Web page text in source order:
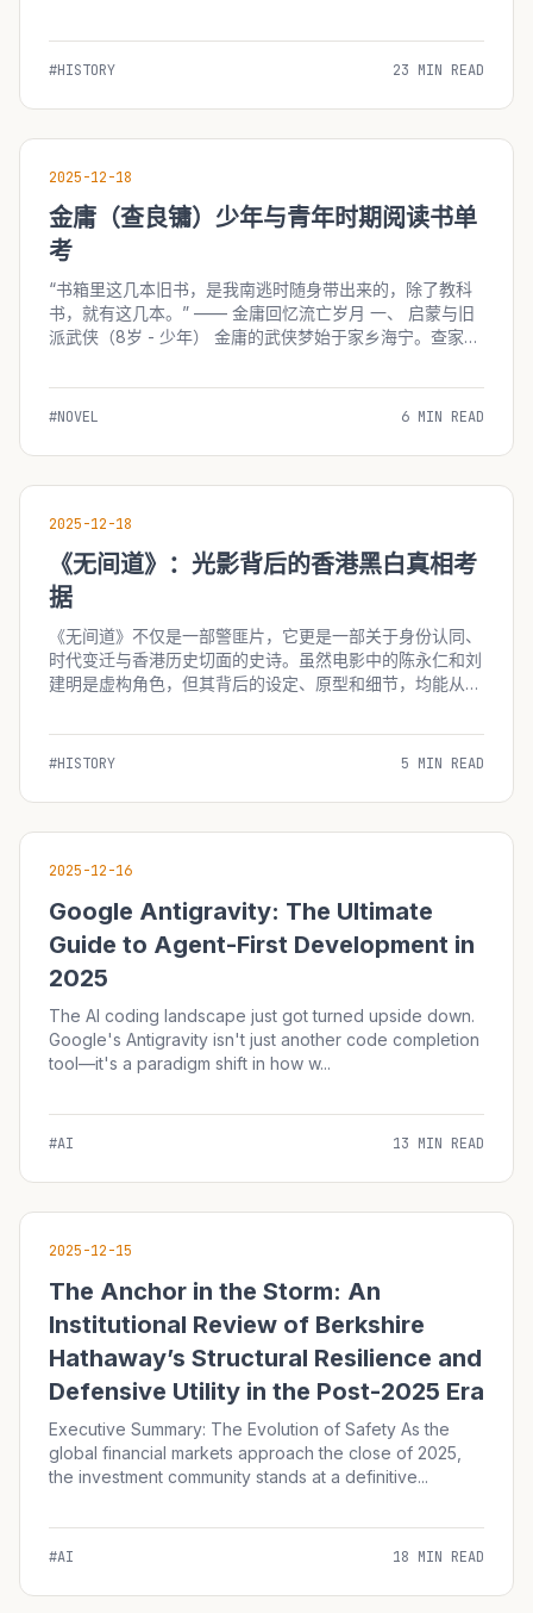
深刻记忆。然而，受限于当时的信息传播渠道、引进版本的
剪辑策略以及受众年龄层的...
#HISTORY 23 MIN READ
2025-12-18
金庸（查良镛）少年与青年时期阅读书单
考
“书箱里这几本旧书，是我南逃时随身带出来的，除了教科
书，就有这几本。” —— 金庸回忆流亡岁月 一、 启蒙与旧
派武侠（8岁 - 少年） 金庸的武侠梦始于家乡海宁。查家藏
派武侠小说。 1. 《荒江女侠》...
#NOVEL 6 MIN READ
2025-12-18
《无间道》：光影背后的香港黑白真相考
据
《无间道》不仅是一部警匪片，它更是一部关于身份认同、
时代变迁与香港历史切面的史诗。虽然电影中的陈永仁和刘
建明是虚构角色，但其背后的设定、原型和细节，均能从香
景 电影中陈永仁（梁朝伟饰）作为卧底在黑帮潜伏十年的
设定，并...
#HISTORY 5 MIN READ
2025-12-16
Google Antigravity: The Ultimate
Guide to Agent-First Development in
2025
The AI coding landscape just got turned upside down.
Google's Antigravity isn't just another code completion
tool—it's a paradigm shift in how w...
#AI 13 MIN READ
2025-12-15
The Anchor in the Storm: An
Institutional Review of Berkshire
Hathaway’s Structural Resilience and
Defensive Utility in the Post-2025 Era
Executive Summary: The Evolution of Safety As the
global financial markets approach the close of 2025,
the investment community stands at a definitive...
#AI 18 MIN READ